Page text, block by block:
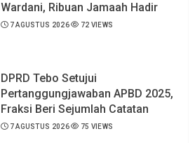
Wardani, Ribuan Jamaah Hadir
7 AGUSTUS 2026 72 VIEWS
DPRD Tebo Setujui
Pertanggungjawaban APBD 2025,
Fraksi Beri Sejumlah Catatan
7 AGUSTUS 2026 75 VIEWS